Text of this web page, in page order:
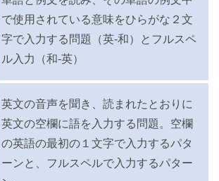
で使用されている意味をひらがな２文
字で入力する問題（英-和）とフルスペ
ル入力（和-英）
英文の音声を聞き、読まれたとおりに
英文の空欄に語を入力する問題。空欄
の英語の最初の１文字で入力するパタ
ーンと、フルスペルで入力するパター